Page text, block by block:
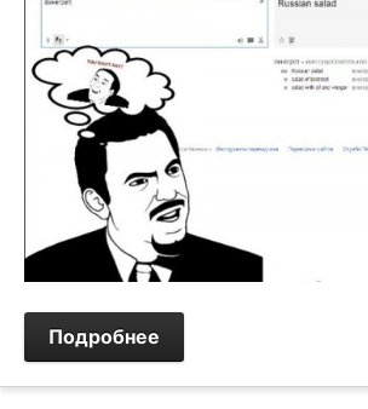
Подробнее